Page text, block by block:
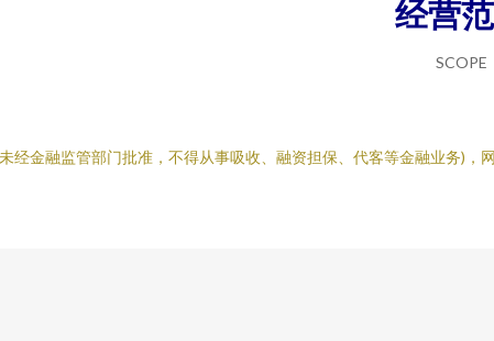
经营
SCOPE
经金融监管部门批准，不得从事吸收、融资担保、代客等金融业务)，